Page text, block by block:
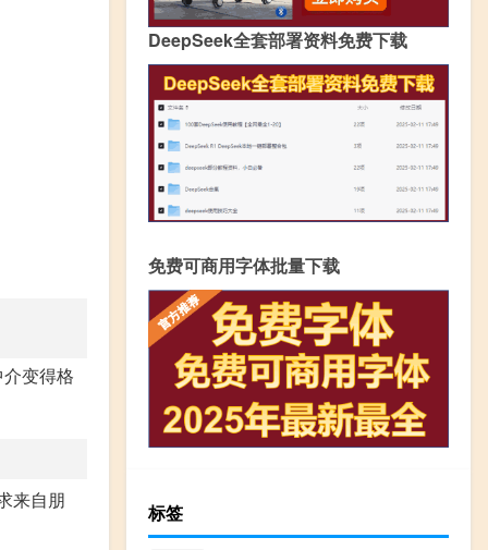
变得格
来自朋
DeepSeek全套部署资料免费下载
免费可商用字体批量下载
标签